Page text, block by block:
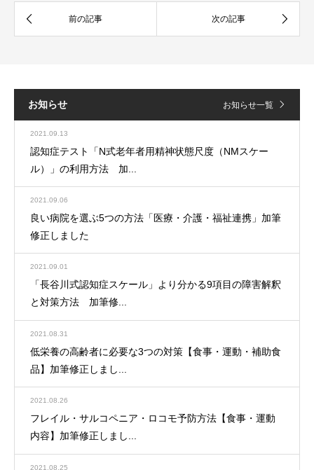
お知らせ お知らせ一覧
2021.09.13
認知症テスト「N式老年者用精神状態尺度（NMスケー
ル）」の利用方法 加...
2021.09.06
良い病院を選ぶ5つの方法「医療・介護・福祉連携」加筆
修正しました
2021.09.01
「長谷川式認知症スケール」より分かる9項目の障害解釈
と対策方法 加筆修...
2021.08.31
低栄養の高齢者に必要な3つの対策【食事・運動・補助食
品】加筆修正しまし...
2021.08.26
フレイル・サルコペニア・ロコモ予防方法【食事・運動
内容】加筆修正しまし...
2021.08.25